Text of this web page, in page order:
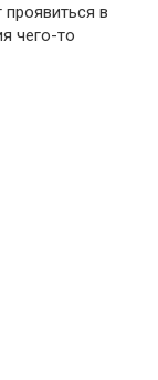
в
чего-то